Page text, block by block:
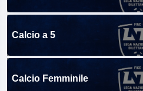
Calcio a 5
Calcio Femminile